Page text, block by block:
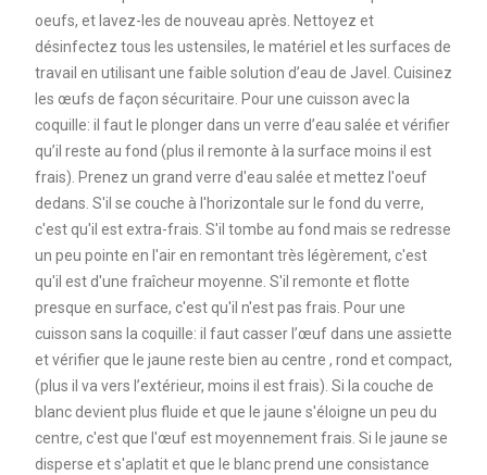
oeufs, et lavez-les de nouveau après. Nettoyez et
désinfectez tous les ustensiles, le matériel et les surfaces de
travail en utilisant une faible solution d’eau de Javel. Cuisinez
les œufs de façon sécuritaire. Pour une cuisson avec la
coquille: il faut le plonger dans un verre d’eau salée et vérifier
qu’il reste au fond (plus il remonte à la surface moins il est
frais). Prenez un grand verre d'eau salée et mettez l'oeuf
dedans. S'il se couche à l'horizontale sur le fond du verre,
c'est qu'il est extra-frais. S'il tombe au fond mais se redresse
un peu pointe en l'air en remontant très légèrement, c'est
qu'il est d'une fraîcheur moyenne. S'il remonte et flotte
presque en surface, c'est qu'il n'est pas frais. Pour une
cuisson sans la coquille: il faut casser l’œuf dans une assiette
et vérifier que le jaune reste bien au centre , rond et compact,
(plus il va vers l’extérieur, moins il est frais). Si la couche de
blanc devient plus fluide et que le jaune s'éloigne un peu du
centre, c'est que l'œuf est moyennement frais. Si le jaune se
disperse et s'aplatit et que le blanc prend une consistance